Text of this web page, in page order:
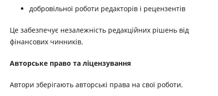
добровільної роботи редакторів і рецензентів
Це забезпечує незалежність редакційних рішень від
фінансових чинників.
Авторське право та ліцензування
Автори зберігають авторські права на свої роботи.